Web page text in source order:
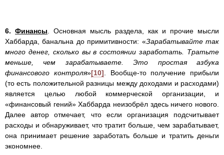
6. Финансы . Основная мысль раздела, как и прочие мысли
Хаббарда, банальна до примитивности: «Зарабатывайте так
много денег, сколько вы в состоянии заработать. Тратьте
меньше, чем зарабатываете. Это про­стая азбука
финансового контроля»[10] . Вообще-то получение прибыли
(то есть положительной разницы между доходами и расходами)
является целью любой коммерческой организации, и
«финансовый гений» Хаббарда неизобрёл здесь ничего нового.
Далее автор отмечает, что если организация подсчитывает
расходы и обнаруживает, что тратит больше, чем зарабатывает,
она принимает решение заработать больше и тратить деньги
экономнее.